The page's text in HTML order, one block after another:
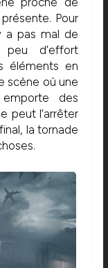
Pour
a pas mal de
d’effort
éléments en
scène où une
des
peut l’arrêter
la tornade